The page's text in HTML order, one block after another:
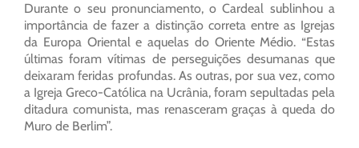
Durante o seu pronunciamento, o Cardeal sublinhou a
importância de fazer a distinção correta entre as Igrejas
da Europa Oriental e aquelas do Oriente Médio. “Estas
últimas foram vítimas de perseguições desumanas que
deixaram feridas profundas. As outras, por sua vez, como
a Igreja Greco-Católica na Ucrânia, foram sepultadas pela
ditadura comunista, mas renasceram graças à queda do
Muro de Berlim”.